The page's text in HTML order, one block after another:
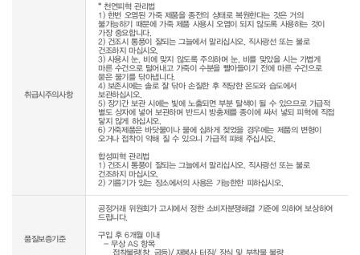
취급시주의사항
* 천연피혁 관리법
1) 한번 오염된 가죽 제품을 종전의 상태로 복원한다는 것은 거의
불가능하기 때문에 가죽 제품 사용시 오염이 되지 않도록 사용하는 것이
가장 중요합니다.
2) 건조시 통풍이 잘되는 그늘에서 말리십시오. 직사광선 또는 불로
건조하지 마십시오.
3) 사용시 눈, 비에 맞지 않도록 주의하며 눈, 비를 맞았을 시는 가볍게
마른 수건으로 털어내고 가죽이 수분을 빨아들이기 전에 마른 수건으로
묻은 물기를 닦아냅니다.
4) 보존시에는 솔로 잘 닦아 손질한 후 적당한 온도와 습도에서
보관하십시오.
5) 장기간 보관 시에는 빛에 노출되면 부분 탈색이 될 수 있으므로 가급적
별도 상자에 넣어 보관하며 반드시 방충제를 종이에 싸서 넣되 피혁에 직접
닿지 않게 하십시오.
6) 가죽제품은 바닷물이나 물에 심하게 젖었을 경우에는 제품의 변형이
오거나 접착이 약해 질 수 있으니 가급적 피해 주십시오.
합성피혁 관리법
1) 건조시 통풍이 잘되는 그늘에서 말리십시오. 직사광선 또는 불로
건조하지 마십시오.
품질보증기준
공정거래 위원회가 고시에서 정한 소비자분쟁해결 기준에 의하여 보상하여
드립니다.
구입 후 6개월 이내
  - 무상 AS 항목